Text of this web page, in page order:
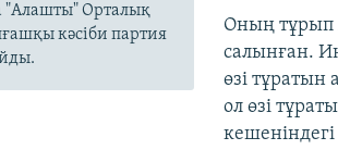
"Алашты" Орталық
кәсіби партия
Оның тұрып
салынған.
өзі тұратын
ол өзі